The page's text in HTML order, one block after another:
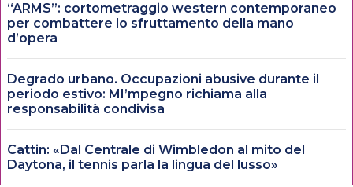
“ARMS”: cortometraggio western contemporaneo
per combattere lo sfruttamento della mano
d’opera
Degrado urbano. Occupazioni abusive durante il
periodo estivo: MI’mpegno richiama alla
responsabilità condivisa
Cattin: «Dal Centrale di Wimbledon al mito del
Daytona, il tennis parla la lingua del lusso»